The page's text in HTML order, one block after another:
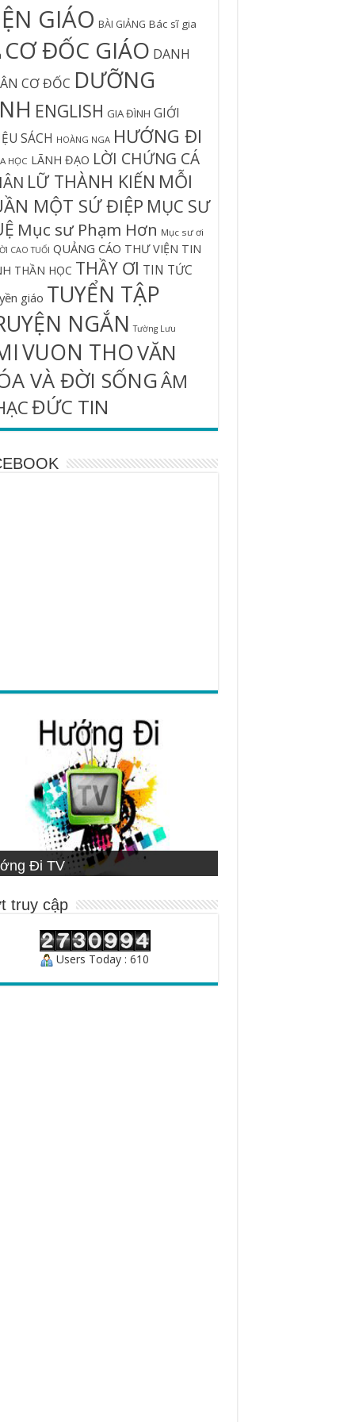
GIÁO BÀI GIẢNG Bác sĩ gia
CƠ ĐỐC GIÁO DANH
CƠ ĐỐC DƯỠNG
ENGLISH GIA ĐÌNH GIỚI
SÁCH HOÀNG NGA HƯỚNG ĐI
HỌC LÃNH ĐẠO LỜI CHỨNG CÁ
LỮ THÀNH KIẾN MỖI
MỘT SỨ ĐIỆP MỤC SƯ
Mục sư Phạm Hơn Mục sư ơi
CAO TUỔI QUẢNG CÁO THƯ VIỆN TIN
THẦN HỌC THẦY ƠI TIN TỨC
giáo TUYỂN TẬP
NGẮN Tường Lưu
VUON THOVĂN
VÀ ĐỜI SỐNGÂM
ĐỨC TIN
Đi TV
Đạo
MISSIONARY
Chăn Bầy
truy cập
Users Today : 610